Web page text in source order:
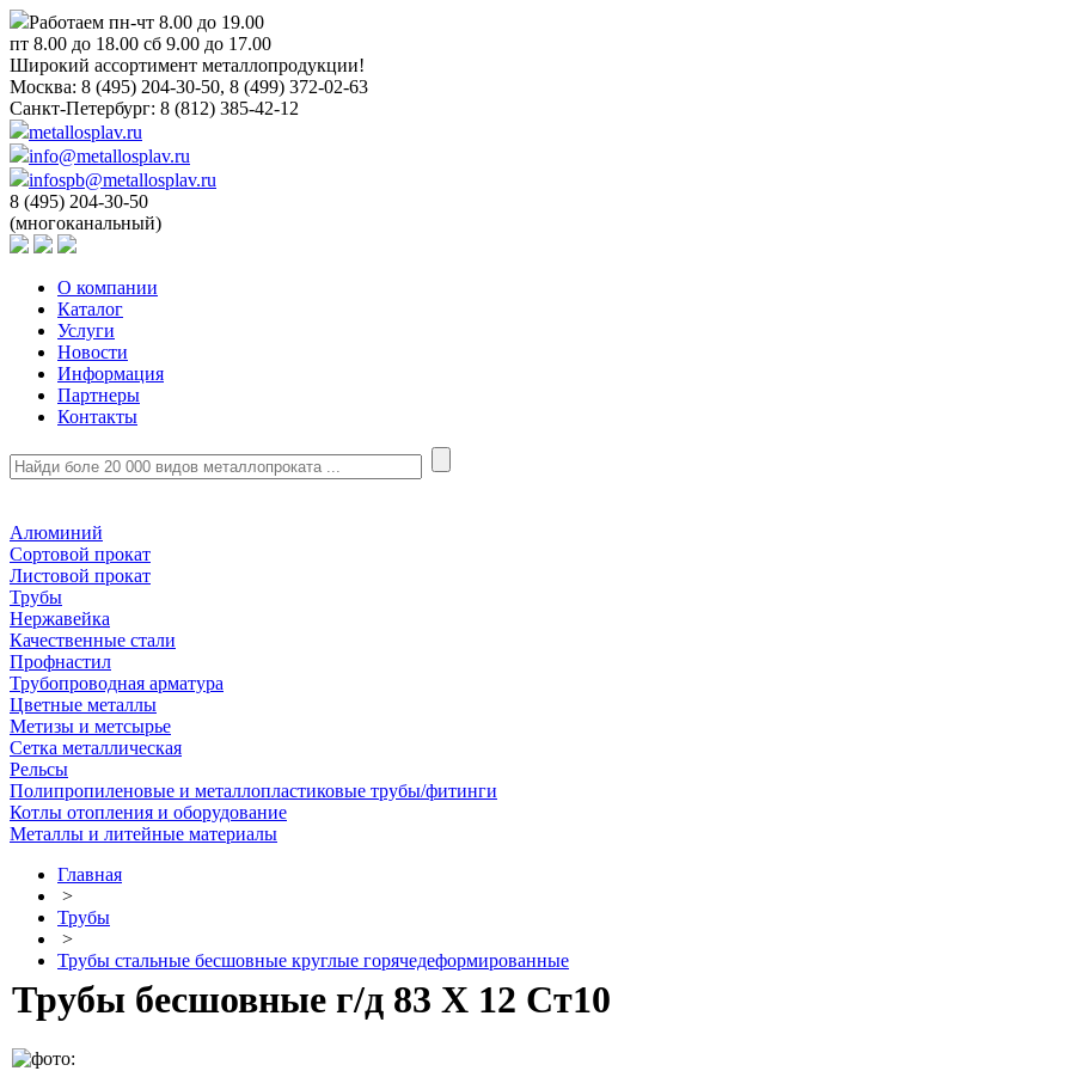
Работаем пн-чт 8.00 до 19.00
пт 8.00 до 18.00 сб 9.00 до 17.00
Широкий ассортимент металлопродукции!
Москва: 8 (495) 204-30-50, 8 (499) 372-02-63
Санкт-Петербург: 8 (812) 385-42-12
metallosplav.ru
info@metallosplav.ru
infospb@metallosplav.ru
8 (495) 204-30-50
(многоканальный)
О компании
Каталог
Услуги
Новости
Информация
Партнеры
Контакты
Алюминий
Сортовой прокат
Листовой прокат
Трубы
Нержавейка
Качественные стали
Профнастил
Трубопроводная арматура
Цветные металлы
Метизы и метсырье
Сетка металлическая
Рельсы
Полипропиленовые и металлопластиковые трубы/фитинги
Котлы отопления и оборудование
Металлы и литейные материалы
Главная
>
Трубы
>
Трубы стальные бесшовные круглые горячедеформированные
Трубы бесшовные г/д 83 Х 12 Ст10